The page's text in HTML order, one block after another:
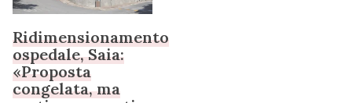
Ridimensionamento
ospedale, Saia:
«Proposta
congelata, ma